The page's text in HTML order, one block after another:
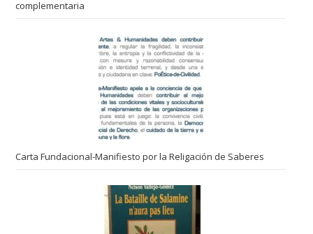
complementaria
Carta Fundacional-Manifiesto por la Religación de Saberes